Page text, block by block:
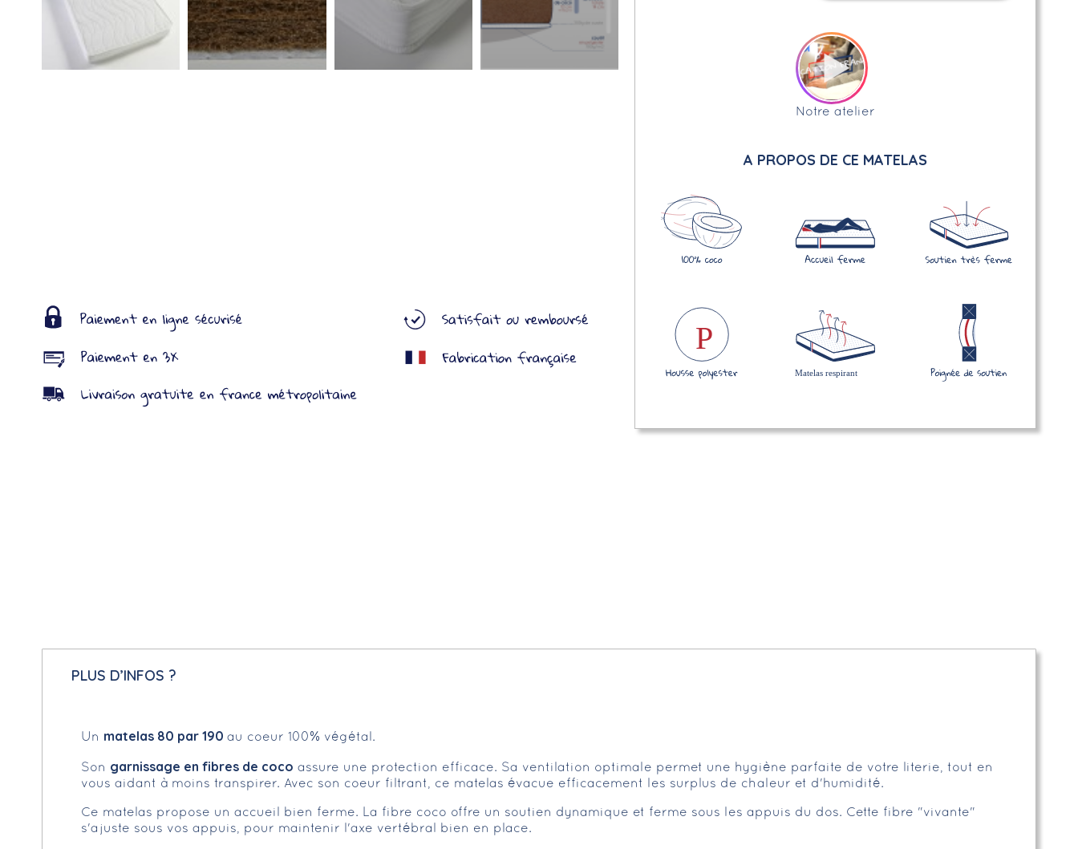
Notre atelier
A PROPOS DE CE MATELAS
PLUS D’INFOS ?
Un matelas 80 par 190 au coeur 100% végétal.
Son garnissage en fibres de coco assure une protection efficace. Sa ventilation optimale permet une hygiène parfaite de votre literie, tout en
vous aidant à moins transpirer. Avec son coeur filtrant, ce matelas évacue efficacement les surplus de chaleur et d'humidité.
Ce matelas propose un accueil bien ferme. La fibre coco offre un soutien dynamique et ferme sous les appuis du dos. Cette fibre "vivante"
s'ajuste sous vos appuis, pour maintenir l'axe vertébral bien en place.